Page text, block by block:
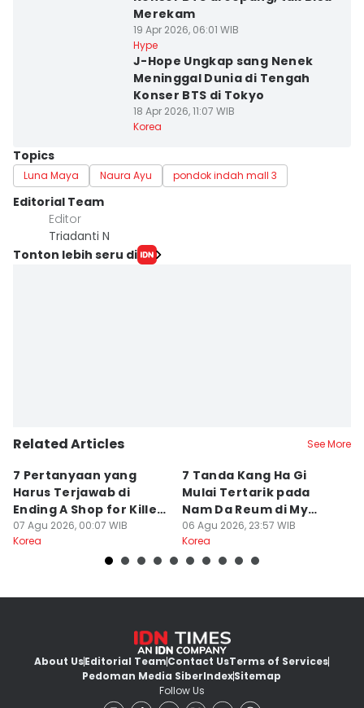
Merekam
19 Apr 2026, 06:01 WIB
Hype
J-Hope Ungkap sang Nenek
Meninggal Dunia di Tengah
Konser BTS di Tokyo
18 Apr 2026, 11:07 WIB
Korea
Topics
Luna Maya Naura Ayu pondok indah mall 3
Editorial Team
Editor
Triadanti N
Tonton lebih seru di
Related Articles See More
7 Pertanyaan yang
Harus Terjawab di
Ending A Shop for Killers
2
07 Agu 2026, 00:07 WIB
Korea
7 Tanda Kang Ha Gi
Mulai Tertarik pada
Nam Da Reum di My
Bias, My Boss
06 Agu 2026, 23:57 WIB
Korea
About UsEditorial TeamContact UsTerms of Services
Pedoman Media SiberIndexSitemap
Follow Us